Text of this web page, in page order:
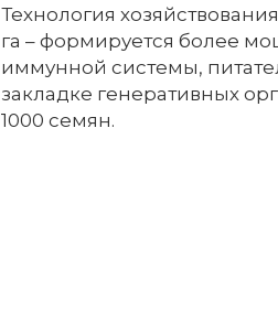
Технология
га – формируется более
иммунной системы,
закладке генеративных
1000 семян.